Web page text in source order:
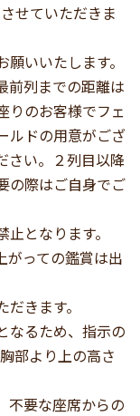
せていただきま
いいたします。
前列までの距離は
りのお客様でフェ
ルドの用意がござ
さい。２列目以降
の際はご自身でご
となります。
がっての鑑賞は出
きます。
なるため、指示の
部より上の高さ
不要な座席からの